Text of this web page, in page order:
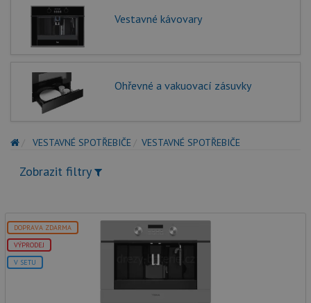
Vestavné kávovary
Ohřevné a vakuovací zásuvky
VESTAVNÉ SPOTŘEBIČE VESTAVNÉ SPOTŘEBIČE
Zobrazit filtry
DOPRAVA ZDARMA
VÝPRODEJ
V SETU